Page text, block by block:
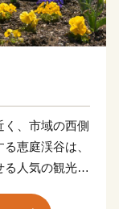
く、市域の西側
恵庭渓谷は、
人気の観光ス